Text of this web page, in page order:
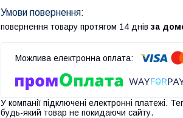
повернення товару протягом 14 днів за
У компанії підключені електронні платежі.
будь-який товар не покидаючи сайту.